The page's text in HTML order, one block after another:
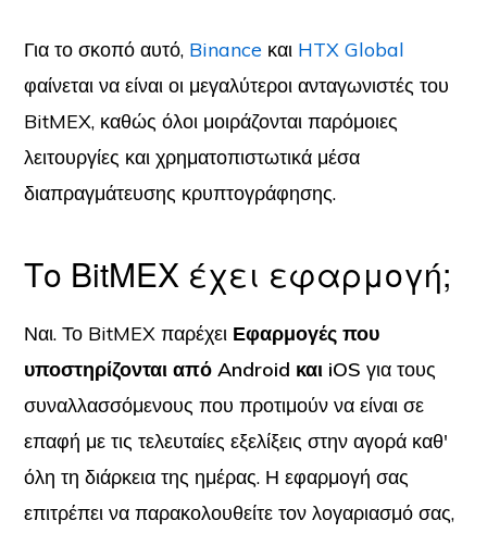
Για το σκοπό αυτό, Binance και HTX Global
φαίνεται να είναι οι μεγαλύτεροι ανταγωνιστές του
BitMEX, καθώς όλοι μοιράζονται παρόμοιες
λειτουργίες και χρηματοπιστωτικά μέσα
διαπραγμάτευσης κρυπτογράφησης.
Το BitMEX έχει εφαρμογή;
Ναι. Το BitMEX παρέχει Εφαρμογές που
υποστηρίζονται από Android και iOS για τους
συναλλασσόμενους που προτιμούν να είναι σε
επαφή με τις τελευταίες εξελίξεις στην αγορά καθ'
όλη τη διάρκεια της ημέρας. Η εφαρμογή σας
επιτρέπει να παρακολουθείτε τον λογαριασμό σας,